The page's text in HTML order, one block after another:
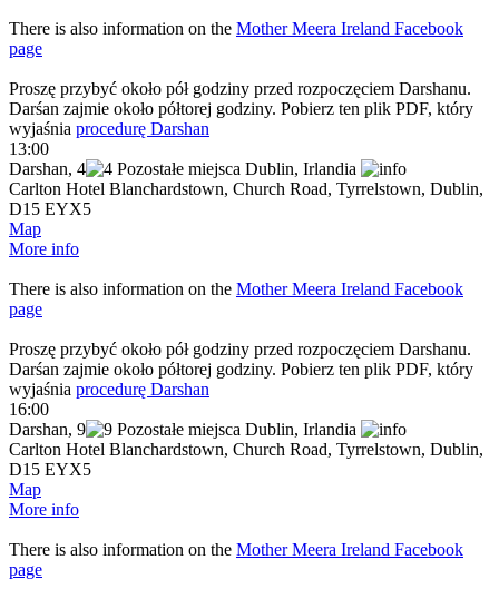
There is also information on the Mother Meera Ireland Facebook
page
Proszę przybyć około pół godziny przed rozpoczęciem Darshanu.
Darśan zajmie około półtorej godziny. Pobierz ten plik PDF, który
wyjaśnia procedurę Darshan
13:00
Darshan, 4 Dublin, Irlandia
Carlton Hotel Blanchardstown, Church Road, Tyrrelstown, Dublin,
D15 EYX5
Map
More info
There is also information on the Mother Meera Ireland Facebook
page
Proszę przybyć około pół godziny przed rozpoczęciem Darshanu.
Darśan zajmie około półtorej godziny. Pobierz ten plik PDF, który
wyjaśnia procedurę Darshan
16:00
Darshan, 9 Dublin, Irlandia
Carlton Hotel Blanchardstown, Church Road, Tyrrelstown, Dublin,
D15 EYX5
Map
More info
There is also information on the Mother Meera Ireland Facebook
page